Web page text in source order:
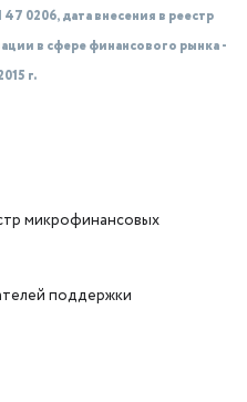
0206, дата внесения в реестр
в сфере финансового рынка -
г.
микрофинансовых
поддержки